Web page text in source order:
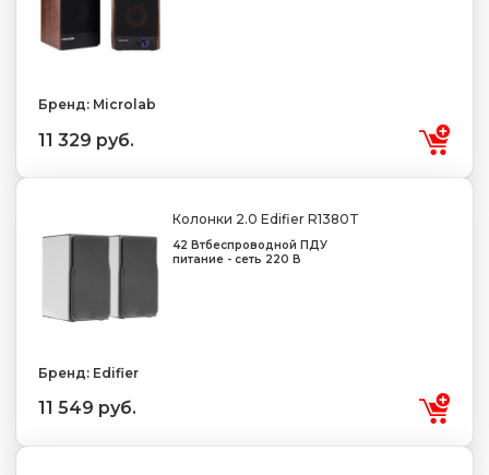
Бренд: Microlab
11 329 руб.
Колонки 2.0 Edifier R1380T
42 Втбеспроводной ПДУ
питание - сеть 220 В
Бренд: Edifier
11 549 руб.